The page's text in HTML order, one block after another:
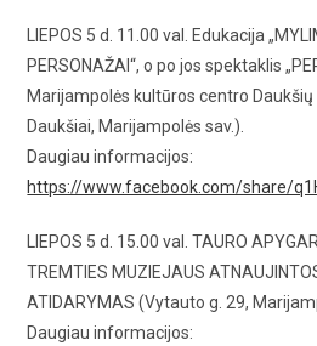
LIEPOS 5 d. 11.00 val. Edukacija
PERSONAŽAI“, o po jos spektaklis
Marijampolės kultūros centro Daukšių
Daukšiai, Marijampolės sav.).
Daugiau informacijos:
https://www.facebook.com/share/
LIEPOS 5 d. 15.00 val. TAURO
TREMTIES MUZIEJAUS
ATIDARYMAS (Vytauto g. 29,
Daugiau informacijos: